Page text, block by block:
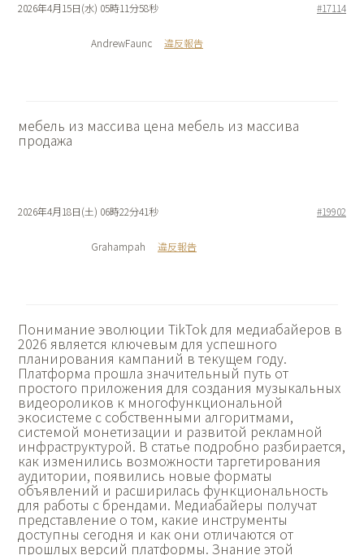
2026年4月15日(水) 05時11分58秒 #17114
AndrewFaunc 違反報告
мебель из массива цена мебель из массива
продажа
2026年4月18日(土) 06時22分41秒 #19902
Grahampah 違反報告
Понимание эволюции TikTok для медиабайеров в
2026 является ключевым для успешного
планирования кампаний в текущем году.
Платформа прошла значительный путь от
простого приложения для создания музыкальных
видеороликов к многофункциональной
экосистеме с собственными алгоритмами,
системой монетизации и развитой рекламной
инфраструктурой. В статье подробно разбирается,
как изменились возможности таргетирования
аудитории, появились новые форматы
объявлений и расширилась функциональность
для работы с брендами. Медиабайеры получат
представление о том, какие инструменты
доступны сегодня и как они отличаются от
прошлых версий платформы. Знание этой